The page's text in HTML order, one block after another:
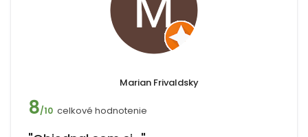
Marian Frivaldsky
8/10 celkové hodnotenie